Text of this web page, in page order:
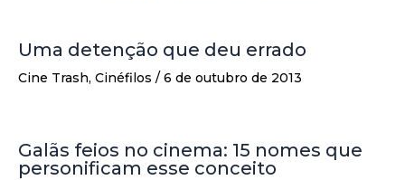
Uma detenção que deu errado
Cine Trash, Cinéfilos / 6 de outubro de 2013
Galãs feios no cinema: 15 nomes que
personificam esse conceito